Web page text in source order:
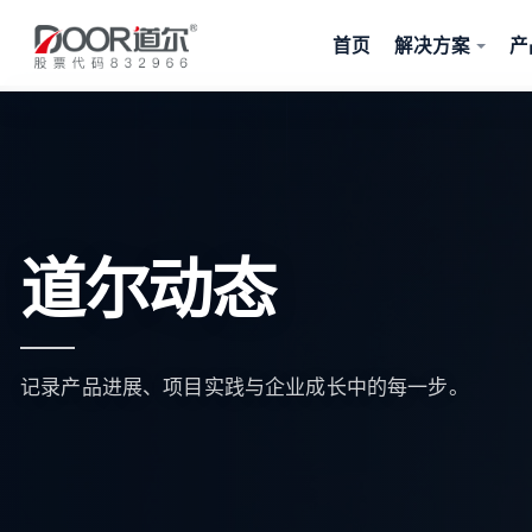
首页 解决方案
道尔动态
记录产品进展、项目实践与企业成长中的每一步。